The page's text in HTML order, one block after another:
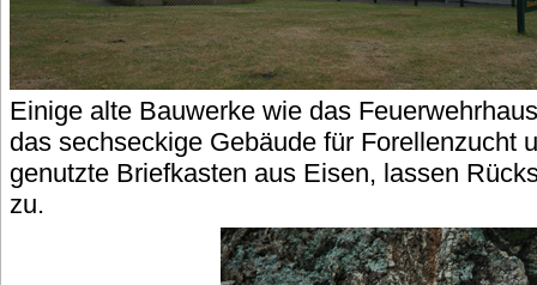
Einige alte Bauwerke wie das
das sechseckige Gebäude für Forellenzucht
genutzte Briefkasten aus Eisen, lassen
zu.